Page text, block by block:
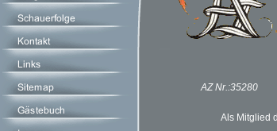
AZ Nr.:35280
Als Mitglied